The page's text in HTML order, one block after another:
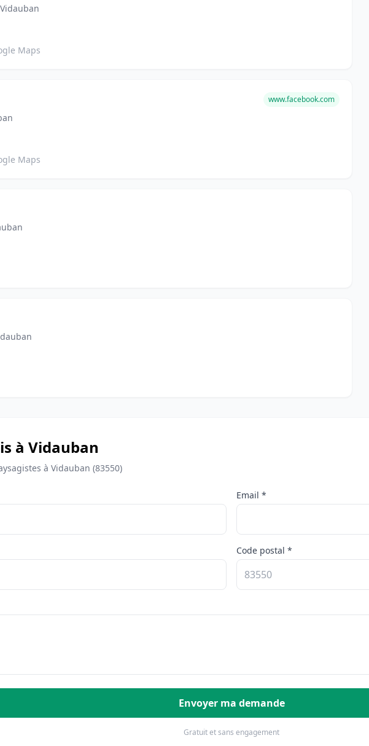
Maps
www.facebook.com
Maps
à Vidauban
à Vidauban (83550)
Email *
Code postal *
Envoyer ma demande
Gratuit et sans engagement